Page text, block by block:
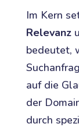
Im Kern
Relevanz
bedeutet,
auf die
der
durch